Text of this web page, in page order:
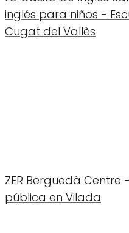
inglés para niños -
Cugat del Vallès
ZER Berguedà
pública en Vilada